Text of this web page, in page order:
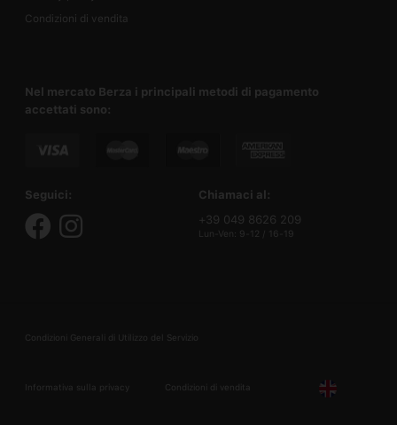
Condizioni di vendita
Nel mercato Berza i principali metodi di pagamento
accettati sono:
Seguici:
Chiamaci al:
+39 049 8626 209
Lun-Ven: 9-12 / 16-19
Condizioni Generali di Utilizzo del Servizio
Informativa sulla privacy Condizioni di vendita